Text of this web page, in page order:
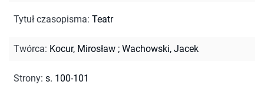
Tytuł czasopisma: Teatr
Twórca: Kocur, Mirosław ; Wachowski, Jacek
Strony: s. 100-101